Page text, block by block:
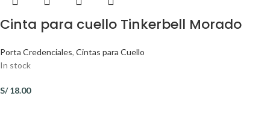
Cinta para cuello Tinkerbell Morado
Porta Credenciales, Cintas para Cuello
In stock
S/18.00